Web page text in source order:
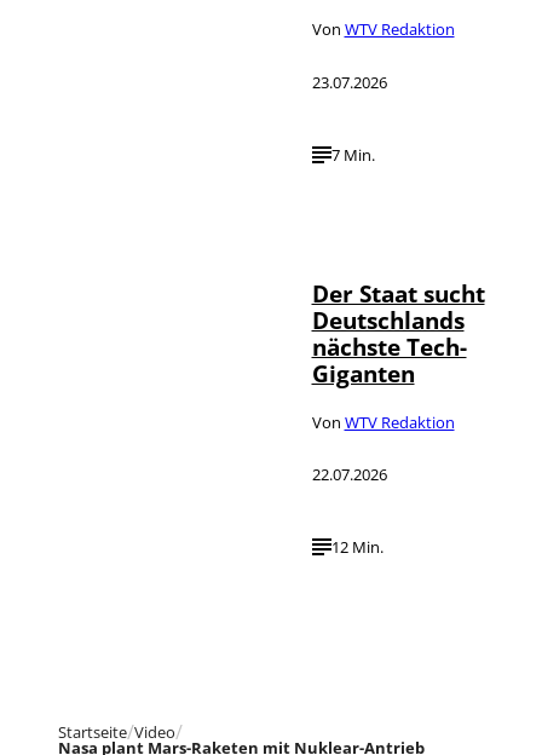
Von WTV Redaktion
23.07.2026
7 Min.
Der Staat sucht
Deutschlands
nächste Tech-
Giganten
Von WTV Redaktion
22.07.2026
12 Min.
Startseite Video
Nasa plant Mars-Raketen mit Nuklear-Antrieb